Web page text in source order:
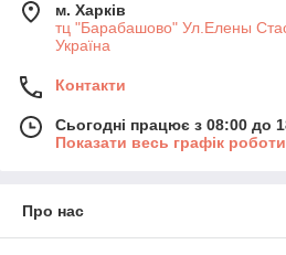
м. Харків
тц "Барабашово" Ул.Елены
Україна
Контакти
Сьогодні працює з 08:00 до
Показати весь графік роботи
Про нас